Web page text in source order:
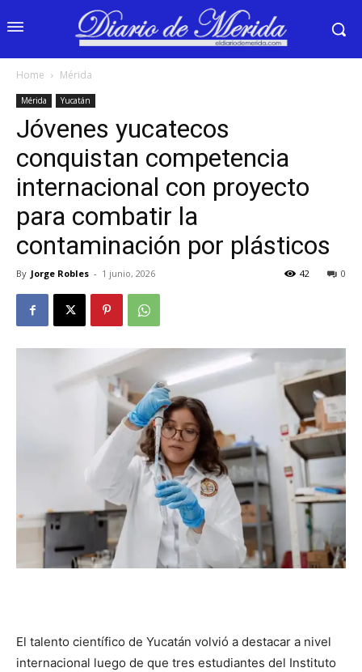
Home Mérida
Mérida Yucatán
Jóvenes yucatecos
conquistan competencia
internacional con proyecto
para combatir la
contaminación por plásticos
By Jorge Robles - 1 junio, 2026 0
42
El talento científico de Yucatán volvió a destacar a nivel
internacional luego de que tres estudiantes del Instituto